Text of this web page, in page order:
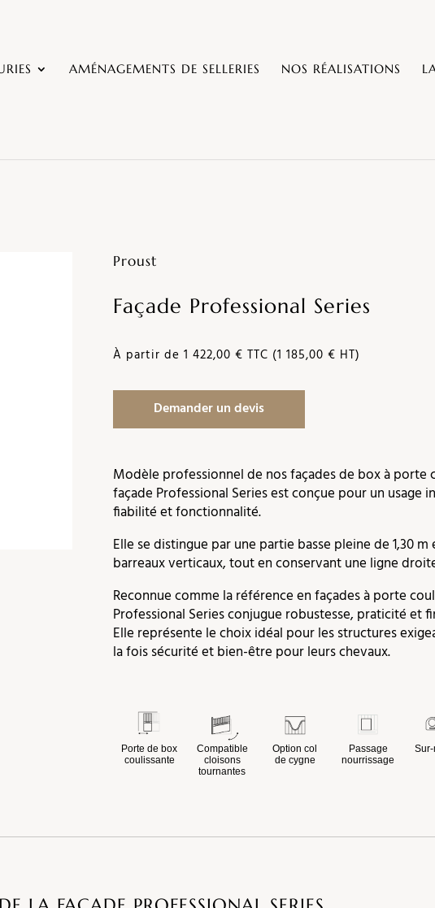
AMÉNAGEMENTS DE SELLERIES NOS RÉALISATIONS
Proust
Façade Professional Series
À partir de 1 422,00 € TTC (1 185,00 € HT)
Demander un devis
Modèle professionnel de nos façades de box à porte
façade Professional Series est conçue pour un usage
fiabilité et fonctionnalité.
Elle se distingue par une partie basse pleine de 1,30
barreaux verticaux, tout en conservant une ligne
Reconnue comme la référence en façades à porte
Professional Series conjugue robustesse, praticité et
Elle représente le choix idéal pour les structures
la fois sécurité et bien-être pour leurs chevaux.
Porte de box
coulissante
Compatible
cloisons
tournantes
Option col
de cygne
Passage
nourrissage